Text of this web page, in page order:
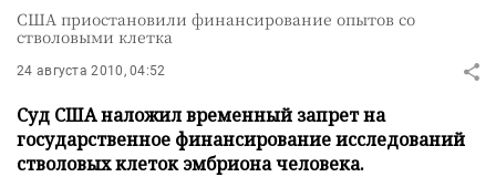
США приостановили финансирование опытов со
стволовыми клетка
24 августа 2010, 04:52
Суд США наложил временный запрет на
государственное финансирование исследований
стволовых клеток эмбриона человека.